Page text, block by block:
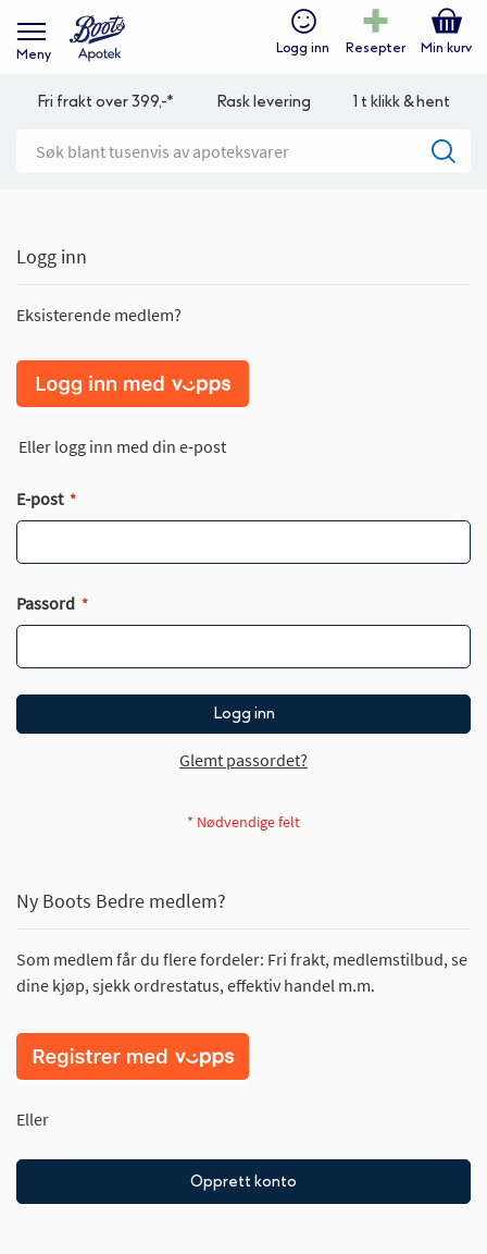
Meny Logg inn Resepter Min kurv
Fri frakt over 399,-* Rask levering 1 t klikk & hent
Logg inn
Eksisterende medlem?
Eller logg inn med din e-post
E-post
Passord
Logg inn
Glemt passordet?
Ny Boots Bedre medlem?
Som medlem får du flere fordeler: Fri frakt, medlemstilbud, se
dine kjøp, sjekk ordrestatus, effektiv handel m.m.
Eller
Opprett konto